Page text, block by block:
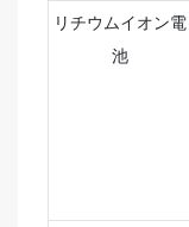
リチウムイオン電
池